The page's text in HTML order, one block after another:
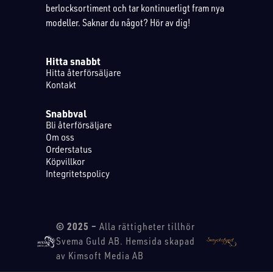
berlocksortiment och tar kontinuerligt fram nya
modeller. Saknar du något? Hör av dig!
Hitta snabbt
Hitta återförsäljare
Kontakt
Snabbval
Bli återförsäljare
Om oss
Orderstatus
Köpvillkor
Integritetspolicy
© 2025 – Alla rättigheter tillhör
Svema Guld AB. Hemsida skapad
av Kimsoft Media AB